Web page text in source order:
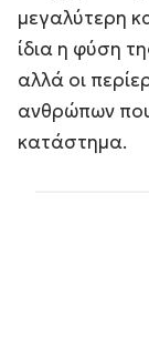
μεγαλύτερη
ίδια η φύση
αλλά οι
ανθρώπων
κατάστημα.